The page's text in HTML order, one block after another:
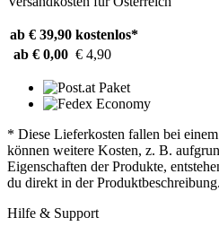
ab € 39,90 kostenlos*
ab € 0,00 € 4,90
* Diese Lieferkosten fallen bei
können weitere Kosten, z. B.
Eigenschaften der Produkte,
du direkt in der Produktbeschreibung.
Hilfe & Support